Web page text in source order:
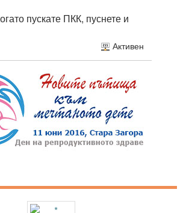
пускате ПКК, пуснете и
Активен